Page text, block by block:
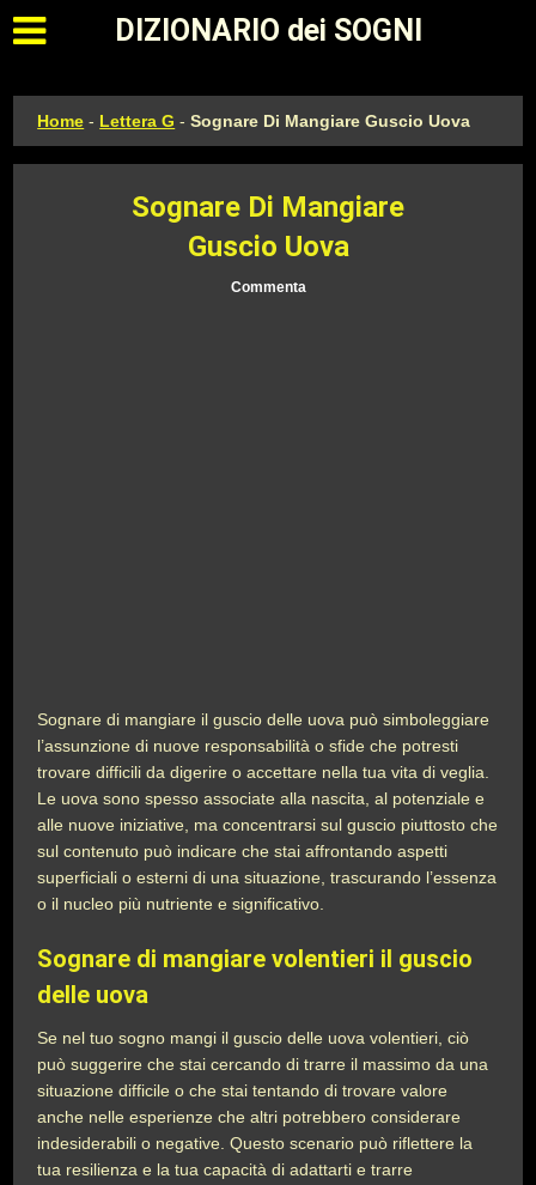
Apri il menu principale
DIZIONARIO dei SOGNI
Home - Lettera G -Sognare Di Mangiare Guscio Uova
Sognare Di Mangiare
Guscio Uova
Commenta
Sognare di mangiare il guscio delle uova può simboleggiare
l’assunzione di nuove responsabilità o sfide che potresti
trovare difficili da digerire o accettare nella tua vita di veglia.
Le uova sono spesso associate alla nascita, al potenziale e
alle nuove iniziative, ma concentrarsi sul guscio piuttosto che
sul contenuto può indicare che stai affrontando aspetti
superficiali o esterni di una situazione, trascurando l’essenza
o il nucleo più nutriente e significativo.
Sognare di mangiare volentieri il guscio
delle uova
Se nel tuo sogno mangi il guscio delle uova volentieri, ciò
può suggerire che stai cercando di trarre il massimo da una
situazione difficile o che stai tentando di trovare valore
anche nelle esperienze che altri potrebbero considerare
indesiderabili o negative. Questo scenario può riflettere la
tua resilienza e la tua capacità di adattarti e trarre